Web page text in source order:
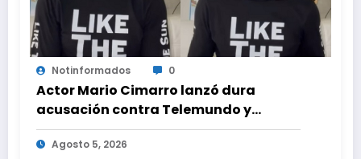
Notinformados 0
Actor Mario Cimarro lanzó dura
acusación contra Telemundo y
advirtió que lo que hacen en su contra
es ilegal en EEUU
Agosto 5, 2026